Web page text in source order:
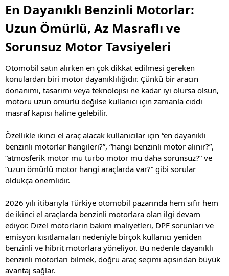
En Dayanıklı Benzinli Motorlar:
Uzun Ömürlü, Az Masraflı ve
Sorunsuz Motor Tavsiyeleri
Otomobil satın alırken en çok dikkat edilmesi gereken
konulardan biri motor dayanıklılığıdır. Çünkü bir aracın
donanımı, tasarımı veya teknolojisi ne kadar iyi olursa olsun,
motoru uzun ömürlü değilse kullanıcı için zamanla ciddi
masraf kapısı haline gelebilir.
Özellikle ikinci el araç alacak kullanıcılar için “en dayanıklı
benzinli motorlar hangileri?”, “hangi benzinli motor alınır?”,
“atmosferik motor mu turbo motor mu daha sorunsuz?” ve
“uzun ömürlü motor hangi araçlarda var?” gibi sorular
oldukça önemlidir.
2026 yılı itibarıyla Türkiye otomobil pazarında hem sıfır hem
de ikinci el araçlarda benzinli motorlara olan ilgi devam
ediyor. Dizel motorların bakım maliyetleri, DPF sorunları ve
emisyon kısıtlamaları nedeniyle birçok kullanıcı yeniden
benzinli ve hibrit motorlara yöneliyor. Bu nedenle dayanıklı
benzinli motorları bilmek, doğru araç seçimi açısından büyük
avantaj sağlar.